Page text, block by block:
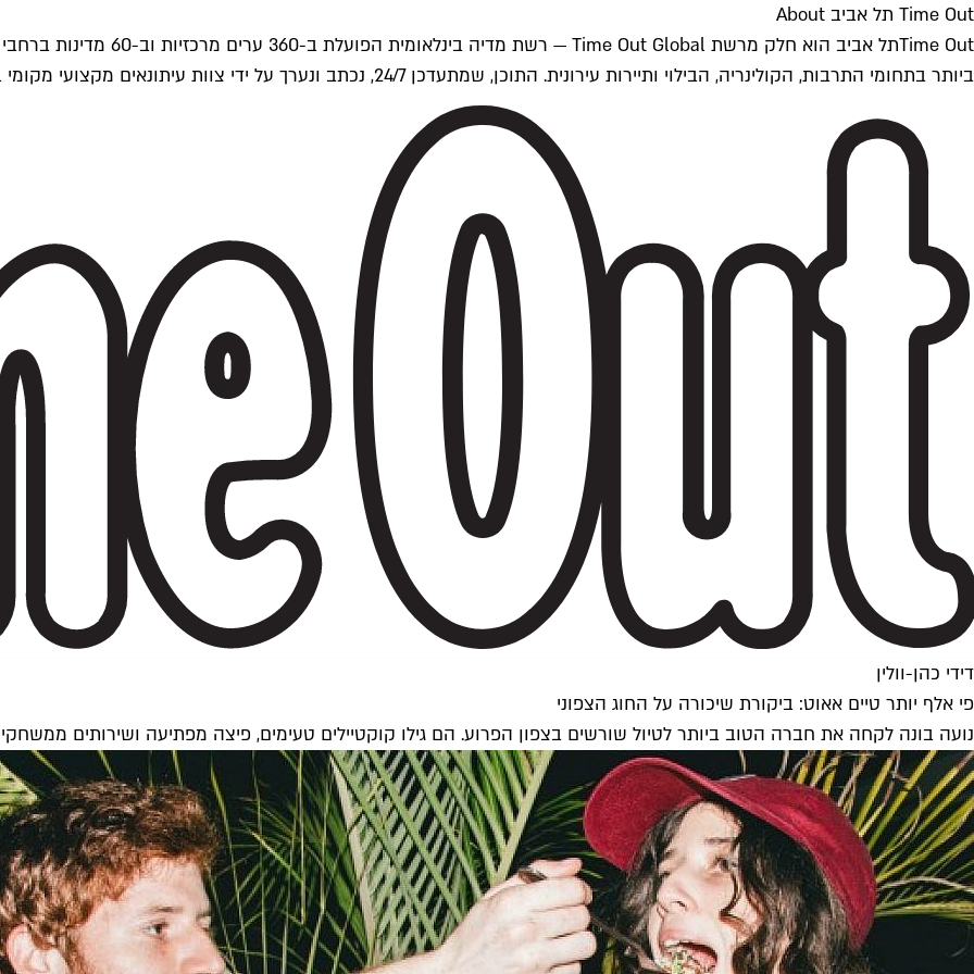
Time Out תל אביב About
ביותר בתחומי התרבות, הקולינריה, הבילוי ותיירות עירונית. התוכן, שמתעדכן 24/7, נכתב ונערך על ידי צוות עיתונאים מקצועי מקומי בישראל, בהתאם לסטנדרטים של Time Out העולמית.
דידי כהן-וולין
פי אלף יותר טיים אאוט: ביקורת שיכורה על החוג הצפוני
נועה בונה לקחה את חברה הטוב ביותר לטיול שורשים בצפון הפרוע. הם גילו קוקטיילים טעימים, פיצה מפתיעה ושירותים